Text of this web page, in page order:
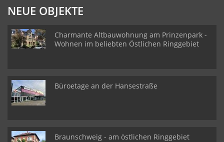
NEUE OBJEKTE
Charmante Altbauwohnung am Prinzenpark -
Wohnen im beliebten Östlichen Ringgebiet
Büroetage an der Hansestraße
Braunschweig - am östlichen Ringgebiet